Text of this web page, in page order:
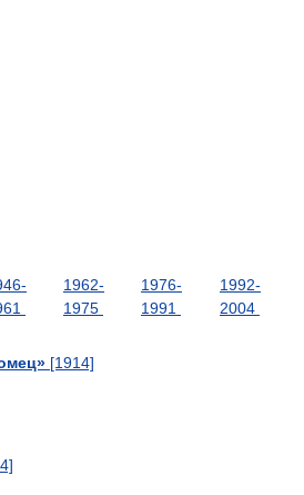
1962-
1975
1976-
1991
1992-
2004
[1914]